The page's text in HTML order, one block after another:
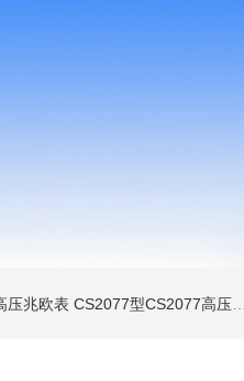
压兆欧表 CS2077型CS2077高压兆欧表校验仪